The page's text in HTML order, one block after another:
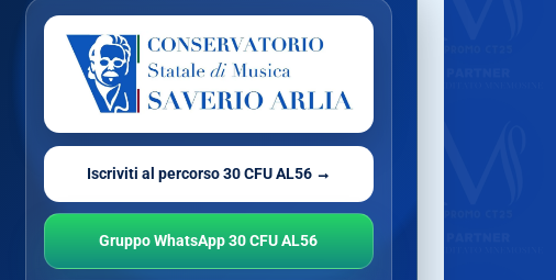
Iscriviti al percorso 30 CFU AL56 →
Gruppo WhatsApp 30 CFU AL56